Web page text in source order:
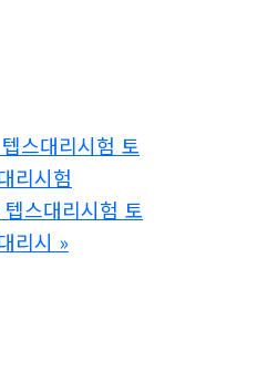
스대리시험 토
리시험
스대리시험 토
리시 »